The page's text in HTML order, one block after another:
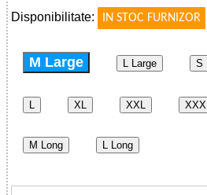
Disponibilitate:
IN STOC FURNIZOR
M Large L Large S
L XL XXL
M Long L Long